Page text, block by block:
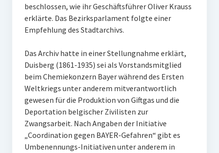
beschlossen, wie ihr Geschäftsführer Oliver Krauss
erklärte. Das Bezirksparlament folgte einer
Empfehlung des Stadtarchivs.
Das Archiv hatte in einer Stellungnahme erklärt,
Duisberg (1861-1935) sei als Vorstandsmitglied
beim Chemiekonzern Bayer während des Ersten
Weltkriegs unter anderem mitverantwortlich
gewesen für die Produktion von Giftgas und die
Deportation belgischer Zivilisten zur
Zwangsarbeit. Nach Angaben der Initiative
„Coordination gegen BAYER-Gefahren“ gibt es
Umbenennungs-Initiativen unter anderem in